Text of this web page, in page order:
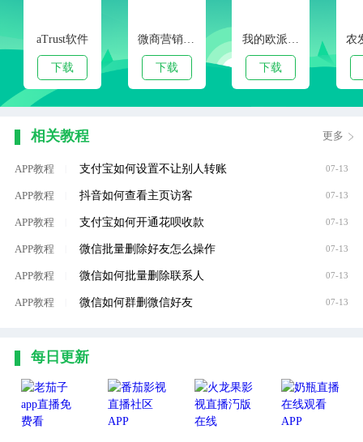
aTrust软件
下载 下载 下载
相关教程 更多
APP教程 支付宝如何设置不让别人转账 07-13
APP教程 抖音如何查看主页访客 07-13
APP教程 支付宝如何开通花呗收款 07-13
APP教程 微信批量删除好友怎么操作 07-13
APP教程 微信如何批量删除联系人 07-13
APP教程 微信如何群删微信好友 07-13
每日更新